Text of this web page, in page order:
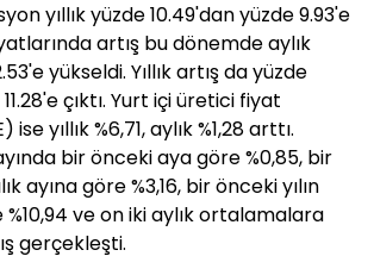
yıllık yüzde 10.49'dan yüzde 9.93'e
artış bu dönemde aylık
yükseldi. Yıllık artış da yüzde
çıktı. Yurt içi üretici fiyat
yıllık %6,71, aylık %1,28 arttı.
bir önceki aya göre %0,85, bir
ayına göre %3,16, bir önceki yılın
%10,94 ve on iki aylık ortalamalara
gerçekleşti.